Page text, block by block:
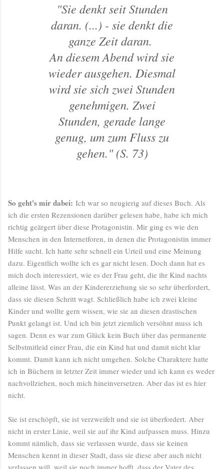
"Sie denkt seit Stunden
daran. (...) - sie denkt die
ganze Zeit daran.
An diesem Abend wird sie
wieder ausgehen. Diesmal
wird sie sich zwei Stunden
genehmigen. Zwei
Stunden, gerade lange
genug, um zum Fluss zu
gehen." (S. 73)
So geht's mir dabei: Ich war so neugierig auf dieses Buch. Als
ich die ersten Rezensionen darüber gelesen habe, habe ich mich
richtig geärgert über diese Protagonistin. Mir ging es wie den
Menschen in den Internetforen, in denen die Protagonistin immer
Hilfe sucht. Ich hatte sehr schnell ein Urteil und eine Meinung
dazu. Eigentlich wollte ich es gar nicht lesen. Doch dann hat es
mich doch interessiert, wie es der Frau geht, die ihr Kind nachts
alleine lässt. Was an der Kindererziehung sie so sehr überfordert,
dass sie diesen Schritt wagt. Schließlich habe ich zwei kleine
Kinder und wollte gern wissen, wie sie an diesen drastischen
Punkt gelangt ist. Und ich bin jetzt ziemlich versöhnt muss ich
sagen. Denn es war zum Glück kein Buch über das permanente
Selbstmitleid einer Frau, die ein Kind hat und damit nicht klar
kommt. Damit kann ich nicht umgehen. Solche Charaktere hatte
ich in Büchern in letzter Zeit immer wieder und ich kann es weder
nachvollziehen, noch mich hineinversetzen. Aber das ist es hier
nicht.
Sie ist erschöpft, sie ist verzweifelt und sie ist überfordert. Aber
nicht in erster Linie, weil sie auf ihr Kind aufpassen muss. Hinzu
kommt nämlich, dass sie verlassen wurde, dass sie keinen
Menschen kennt in dieser Stadt, dass sie diese aber auch nicht